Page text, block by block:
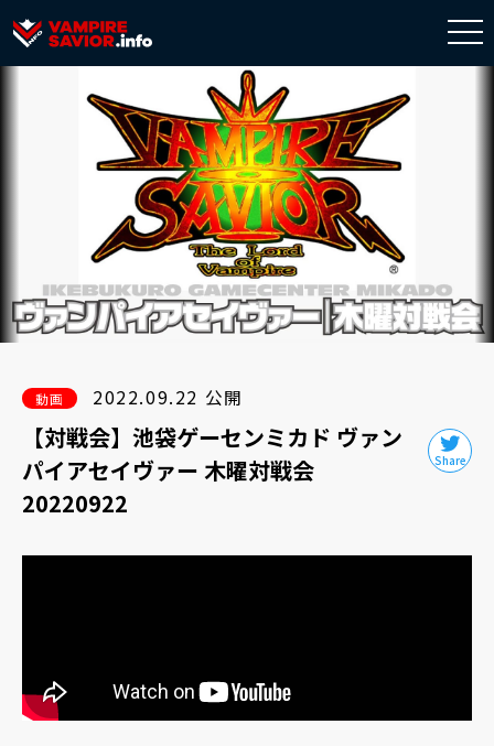
動画 2022.09.22 公開
【対戦会】池袋ゲーセンミカド ヴァン
パイアセイヴァー 木曜対戦会
20220922